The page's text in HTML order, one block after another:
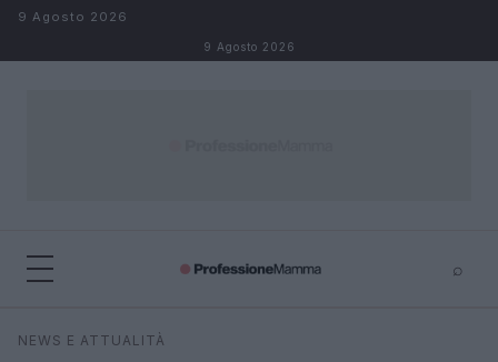
Salta al contenuto
9 Agosto 2026
9 Agosto 2026
⌕
Cerca
NEWS E ATTUALITÀ